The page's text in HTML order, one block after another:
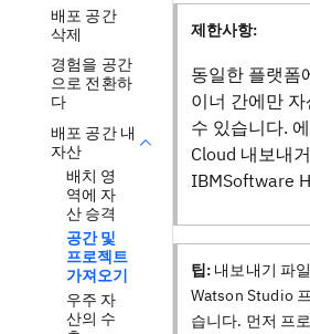
배포 공간
삭제
경험을 공간
으로 전환하
다
배포 공간 내
자산
배치 영
역에 자
산 승격
공간 및
프로젝트
가져오기
우주 자
산의 수
제한사항:
동일한 플랫폼
이너 간에만
수 있습니다.
Cloud 내보내
IBMSoftware
팁: 내보내기 파
Watson Studio
습니다. 먼저 프